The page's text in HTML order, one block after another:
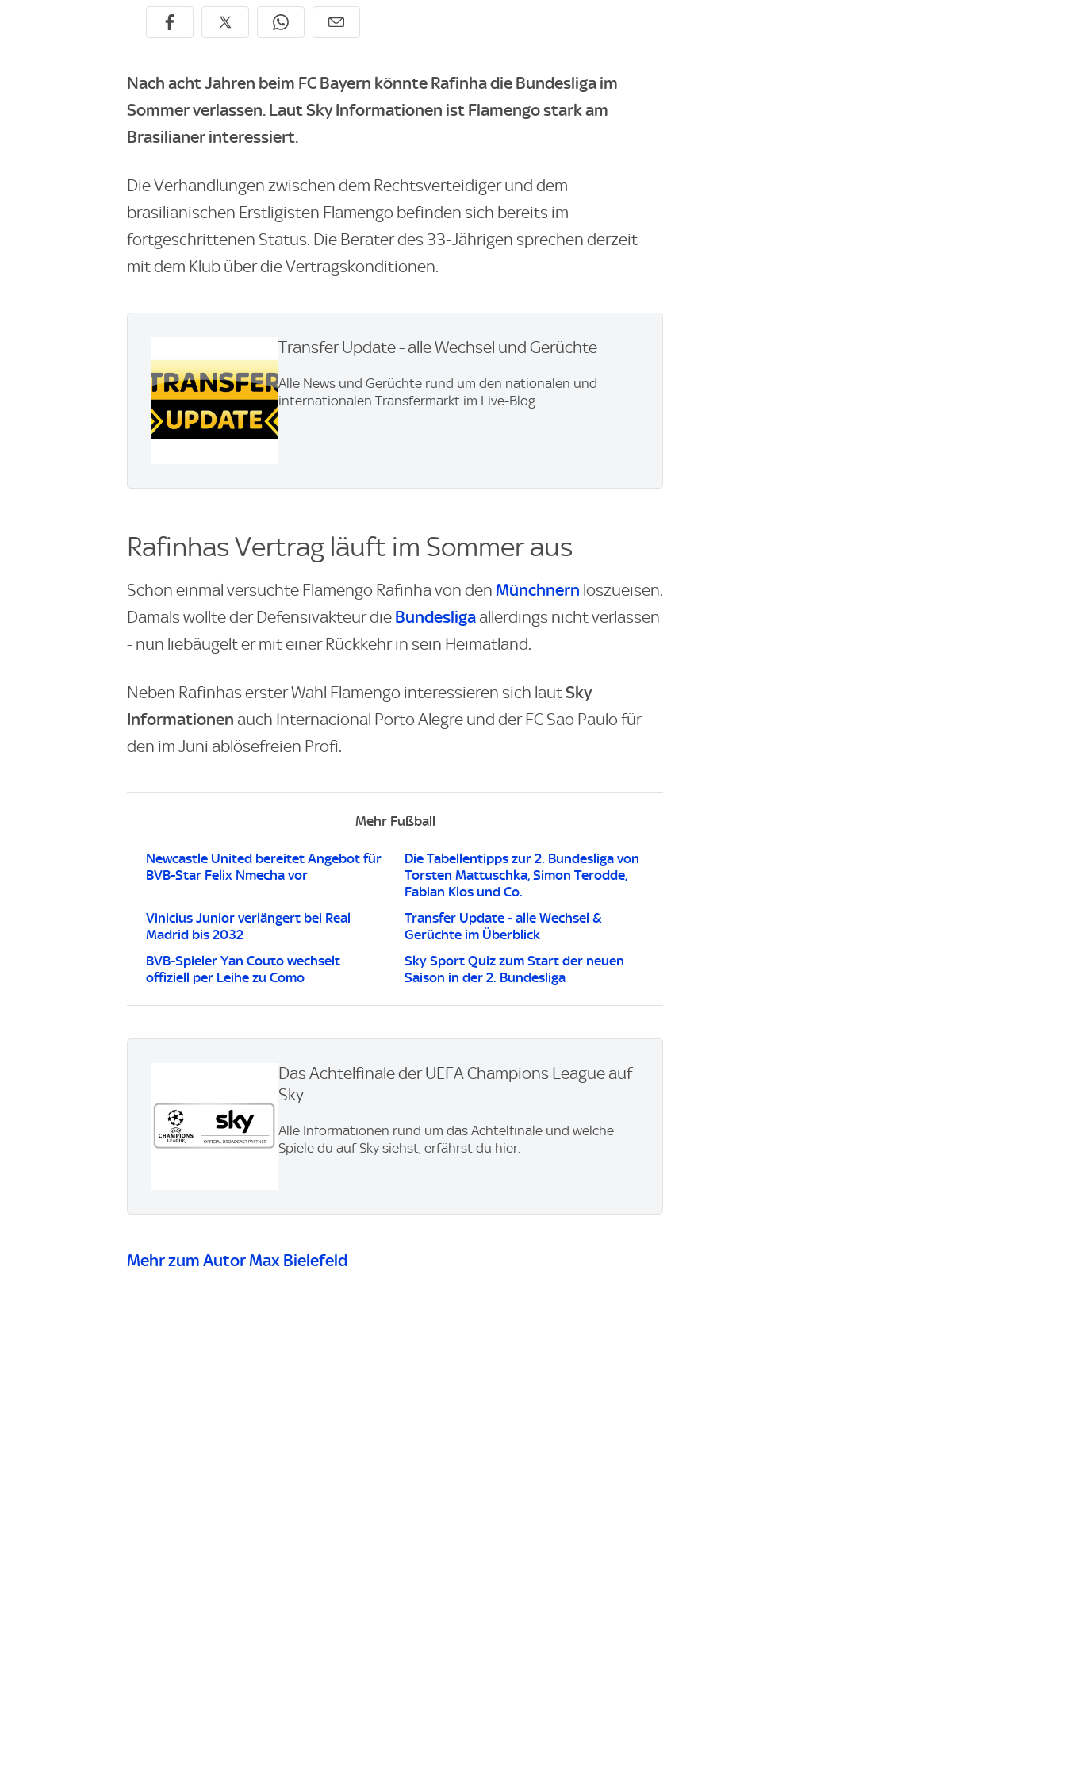
Nach acht Jahren beim FC Bayern könnte Rafinha die Bundesliga im
Sommer verlassen. Laut Sky Informationen ist Flamengo stark am
Brasilianer interessiert.
Die Verhandlungen zwischen dem Rechtsverteidiger und dem
brasilianischen Erstligisten Flamengo befinden sich bereits im
fortgeschrittenen Status. Die Berater des 33-Jährigen sprechen derzeit
mit dem Klub über die Vertragskonditionen.
Transfer Update - alle Wechsel und Gerüchte
Alle News und Gerüchte rund um den nationalen und
internationalen Transfermarkt im Live-Blog.
Rafinhas Vertrag läuft im Sommer aus
Schon einmal versuchte Flamengo Rafinha von den Münchnern loszueisen.
Damals wollte der Defensivakteur die Bundesligaallerdings nicht verlassen
- nun liebäugelt er mit einer Rückkehr in sein Heimatland.
Neben Rafinhas erster Wahl Flamengo interessieren sich lautSky
Informationen auch Internacional Porto Alegre und der FC Sao Paulo für
den im Juni ablösefreien Profi.
Mehr Fußball
Newcastle United bereitet Angebot für
BVB-Star Felix Nmecha vor
Die Tabellentipps zur 2. Bundesliga von
Torsten Mattuschka, Simon Terodde,
Fabian Klos und Co.
Vinicius Junior verlängert bei Real
Madrid bis 2032
Transfer Update - alle Wechsel &
Gerüchte im Überblick
BVB-Spieler Yan Couto wechselt
offiziell per Leihe zu Como
Sky Sport Quiz zum Start der neuen
Saison in der 2. Bundesliga
Das Achtelfinale der UEFA Champions League auf
Sky
Alle Informationen rund um das Achtelfinale und welche
Spiele du auf Sky siehst, erfährst du hier.
Mehr zum Autor Max Bielefeld